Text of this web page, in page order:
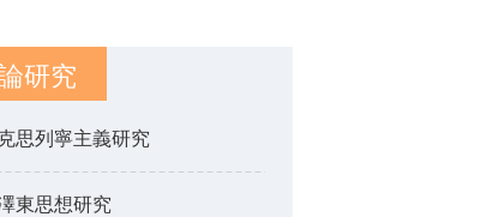
研究
思列寧主義研究
東思想研究